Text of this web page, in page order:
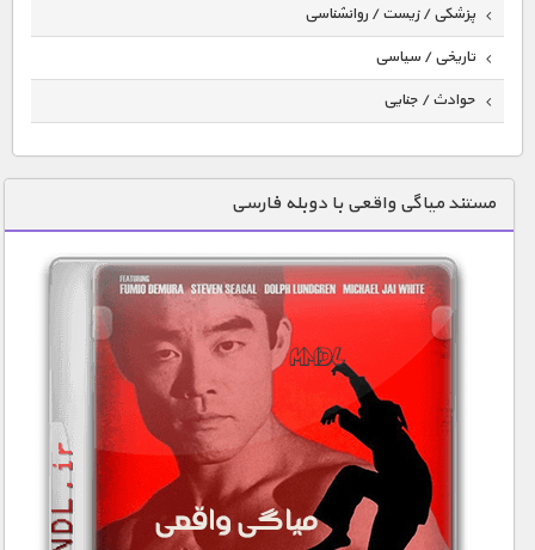
پزشکی / زیست / روانشناسی
تاریخی / سیاسی
حوادث / جنایی
دنیای خوراکی ها
زمین شناسی / محیط زیست
سازه/ معماری/ مهندسی
سرگرمی
شناخت کودکان
طبیعت
علم و فناوری
فرهنگ / هنر
کیهان / نجوم
مستند میاگی واقعی با دوبله فارسی